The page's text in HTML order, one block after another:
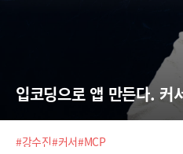
입코딩으로 앱 만든다. 커
#강수진#커서#MCP